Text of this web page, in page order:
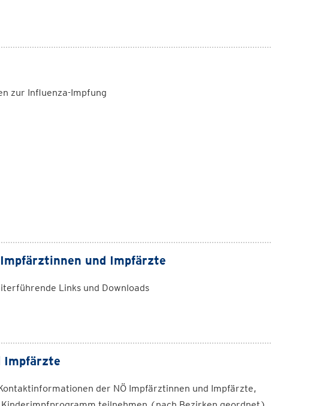
zur Influenza-Impfung
und Impfärzte
Links und Downloads
Impfärzte
der NÖ Impfärztinnen und Impfärzte,